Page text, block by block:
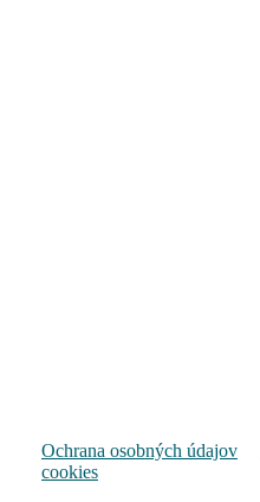
Ochrana osobných údajov
cookies